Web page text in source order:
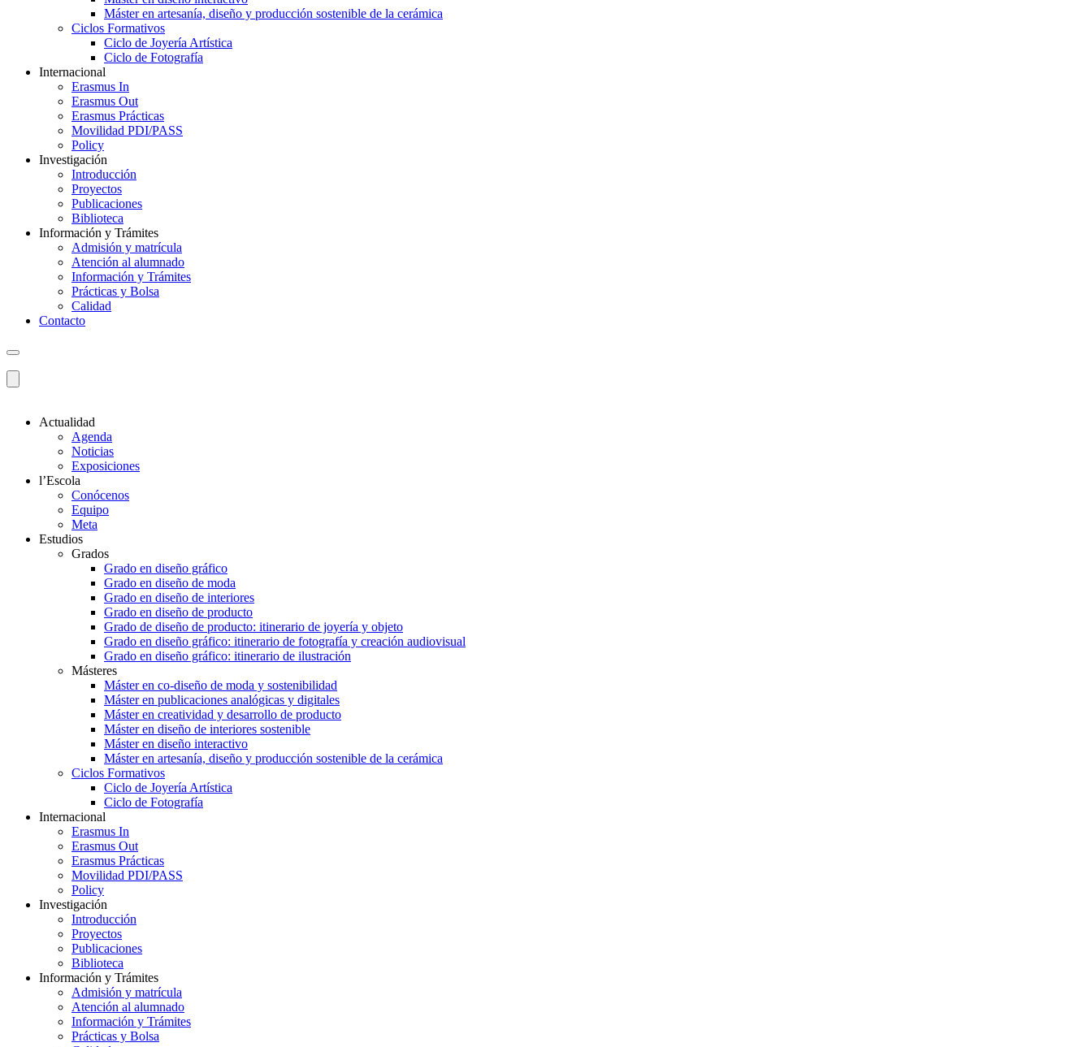
Máster en artesanía, diseño y producción sostenible de la cerámica
Ciclos Formativos
Ciclo de Joyería Artística
Ciclo de Fotografía
Internacional
Erasmus In
Erasmus Out
Erasmus Prácticas
Movilidad PDI/PASS
Policy
Investigación
Introducción
Proyectos
Publicaciones
Biblioteca
Información y Trámites
Admisión y matrícula
Atención al alumnado
Información y Trámites
Prácticas y Bolsa
Calidad
Contacto
Actualidad
Agenda
Noticias
Exposiciones
l’Escola
Conócenos
Equipo
Meta
Estudios
Grados
Grado en diseño gráfico
Grado en diseño de moda
Grado en diseño de interiores
Grado en diseño de producto
Grado de diseño de producto: itinerario de joyería y objeto
Grado en diseño gráfico: itinerario de fotografía y creación audiovisual
Grado en diseño gráfico: itinerario de ilustración
Másteres
Máster en co-diseño de moda y sostenibilidad
Máster en publicaciones analógicas y digitales
Máster en creatividad y desarrollo de producto
Máster en diseño de interiores sostenible
Máster en diseño interactivo
Máster en artesanía, diseño y producción sostenible de la cerámica
Ciclos Formativos
Ciclo de Joyería Artística
Ciclo de Fotografía
Internacional
Erasmus In
Erasmus Out
Erasmus Prácticas
Movilidad PDI/PASS
Policy
Investigación
Introducción
Proyectos
Publicaciones
Biblioteca
Información y Trámites
Admisión y matrícula
Atención al alumnado
Información y Trámites
Prácticas y Bolsa